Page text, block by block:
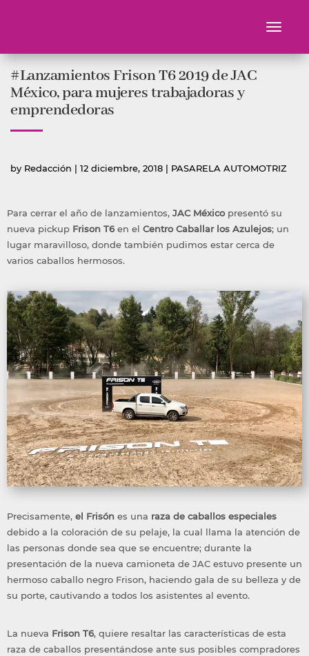
contenido
Toggle
#Lanzamientos Frison T6 2019 de JAC
México, para mujeres trabajadoras y
emprendedoras
by Publicado
Redacción | 12 diciembre, 2018 | Publicada
PASARELA AUTOMOTRIZ
Para cerrar el año de lanzamientos, JAC Méxicopresentó su
nueva pickup Frison T6en el Centro Caballar los Azulejos; un
lugar maravilloso, donde también pudimos estar cerca de
varios caballos hermosos.
Precisamente, el Frisón es una raza de caballos especiales
debido a la coloración de su pelaje, la cual llama la atención de
las personas donde sea que se encuentre; durante la
presentación de la nueva camioneta de JAC estuvo presente un
hermoso caballo negro Frison, haciendo gala de su belleza y de
su porte, cautivando a todos los asistentes al evento.
La nueva Frison T6, quiere resaltar las características de esta
raza de caballos presentándose ante sus posibles compradores